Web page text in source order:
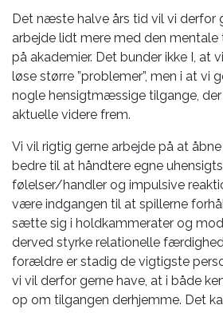
Det næste halve års tid vil vi derfor
arbejde lidt mere med den mentale
på akademier. Det bunder ikke I, at
løse større ”problemer”, men i at vi
nogle hensigtmæssige tilgange,
aktuelle videre frem.
Vi vil rigtig gerne arbejde på at
bedre til at håndtere egne
følelser/handler og impulsive
være indgangen til at spillerne
sætte sig i holdkammerater og
derved styrke relationelle
forældre er stadig de vigtigste
vi vil derfor gerne have, at i både
op om tilgangen derhjemme. Det